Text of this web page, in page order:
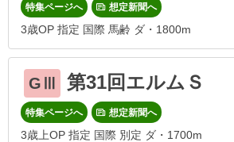
特集ページへ 想定新聞へ
3歳OP 指定 国際 馬齢 ダ・1800m
GⅢ 第31回エルムＳ
特集ページへ 想定新聞へ
3歳上OP 指定 国際 別定 ダ・1700m